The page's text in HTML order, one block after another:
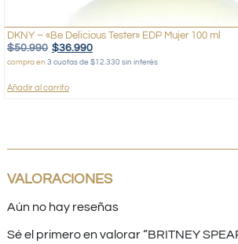
DKNY – «Be Delicious Tester» EDP Mujer 100 ml
$50.990 $36.990
compra en 3 cuotas de $12.330 sin interés
Añadir al carrito
VALORACIONES
Aún no hay reseñas
Sé el primero en valorar “BRITNEY